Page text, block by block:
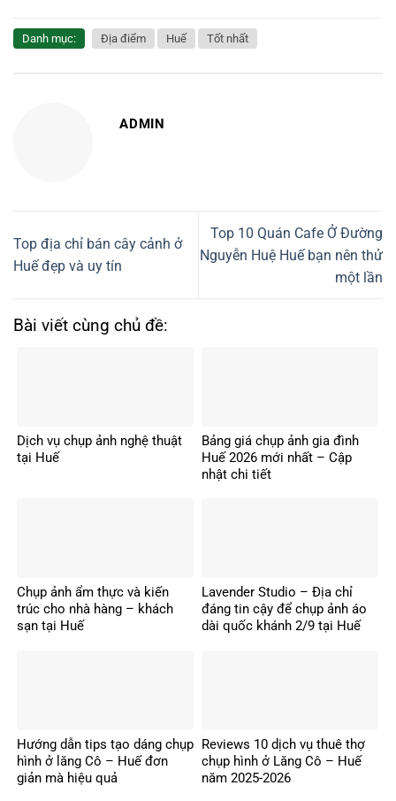
Danh mục: Địa điểm Huế Tốt nhất
ADMIN
Top địa chỉ bán cây cảnh ở
Huế đẹp và uy tín
Top 10 Quán Cafe Ở Đường
Nguyễn Huệ Huế bạn nên thử
một lần
Bài viết cùng chủ đề:
Dịch vụ chụp ảnh nghệ thuật
tại Huế
Bảng giá chụp ảnh gia đình
Huế 2026 mới nhất – Cập
nhật chi tiết
Chụp ảnh ẩm thực và kiến
trúc cho nhà hàng – khách
sạn tại Huế
Lavender Studio – Địa chỉ
đáng tin cậy để chụp ảnh áo
dài quốc khánh 2/9 tại Huế
Hướng dẫn tips tạo dáng chụp
hình ở lăng Cô – Huế đơn
giản mà hiệu quả
Reviews 10 dịch vụ thuê thợ
chụp hình ở Lăng Cô – Huế
năm 2025-2026